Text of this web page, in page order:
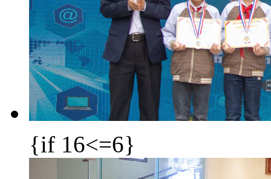
{if 16<=6}